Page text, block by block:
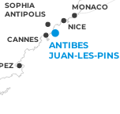
CANNES
ANTIBES
JUAN-LES-PINS
SOPHIA
ANTIPOLIS
NICE
MONACO